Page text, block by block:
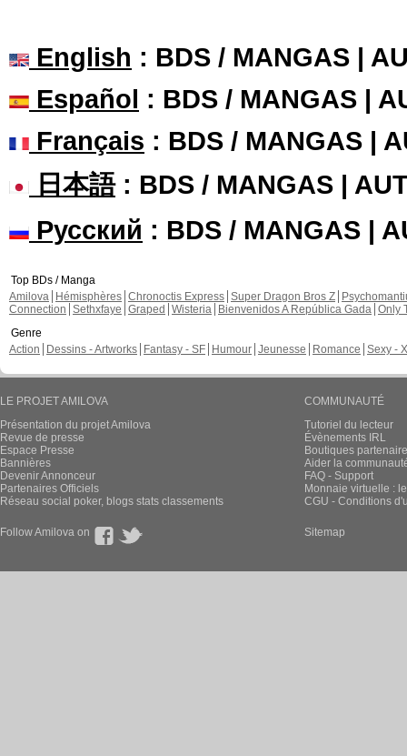
English : BDS / MANGAS |
Español : BDS / MANGAS |
Français : BDS / MANGAS |
日本語: BDS / MANGAS |
Русский : BDS / MANGAS |
Top BDs / Manga
Amilova
Hémisphères Chronoctis Express Super Dragon Bros Z
Connection Sethxfaye Graped Wisteria Bienvenidos A República Gada Only
Genre
Action
Dessins - Artworks Fantasy - SF Humour Jeunesse Romance Sexy -
LE PROJET AMILOVA
Présentation du projet Amilova
Revue de presse
Espace Presse
Bannières
Devenir Annonceur
Partenaires Officiels
Réseau social poker, blogs stats classements
COMMUNAUTÉ
Tutoriel du lecteur
Évènements IRL
Boutiques
Aider la
FAQ - Support
Monnaie virtuelle :
CGU - Conditions
Follow Amilova on Sitemap